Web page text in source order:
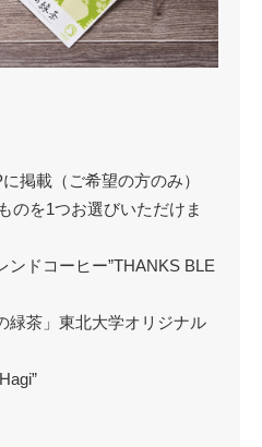
掲載（ご希望の方のみ）
のを1つお選びいただけま
ンドコーヒー”THANKS BLE
緑茶」東北大学オリジナル